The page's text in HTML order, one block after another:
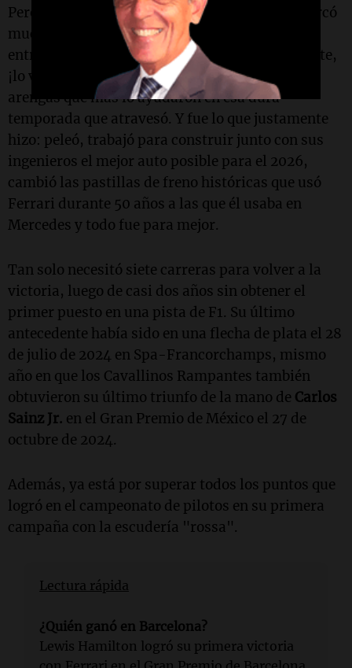
Pero el apoyo de sus fans y una frase que lo marcó
muchísimo, que hasta mencionó en una
entrevista, fue "recuerda quién eres, ya lo hiciste,
¡lo vas a hacer de nuevo!" Fue, quizás, de las
arengas que más lo ayudaron en esa dura
temporada que atravesó. Y fue lo que justamente
hizo: peleó, trabajó para construir junto con sus
ingenieros el mejor auto posible para el 2026,
cambió las pastillas de freno históricas que usó
Ferrari durante 50 años a las que él usaba en
Mercedes y todo fue para mejor.
Tan solo necesitó siete carreras para volver a la
victoria, luego de casi dos años sin obtener el
primer puesto en una pista de F1. Su último
antecedente había sido en una flecha de plata el 28
de julio de 2024 en Spa-Francorchamps, mismo
año en que los Cavallinos Rampantes también
obtuvieron su último triunfo de la mano de Carlos
Sainz Jr. en el Gran Premio de México el 27 de
octubre de 2024.
Además, ya está por superar todos los puntos que
logró en el campeonato de pilotos en su primera
campaña con la escudería "rossa".
Lectura rápida
¿Quién ganó en Barcelona?
Lewis Hamilton logró su primera victoria